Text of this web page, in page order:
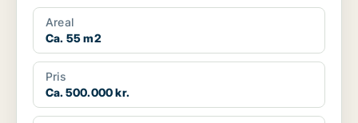
Areal
Ca. 55 m2
Pris
Ca. 500.000 kr.